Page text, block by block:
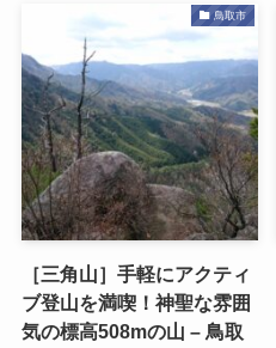
鳥取市
［三角山］手軽にアクティ
ブ登山を満喫！神聖な雰囲
気の標高508mの山 – 鳥取